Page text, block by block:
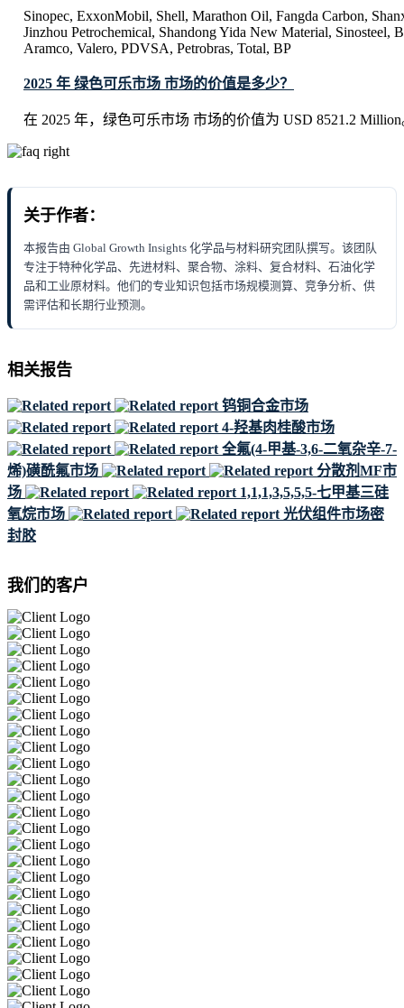
Sinopec, ExxonMobil, Shell, Marathon Oil, Fangda Carbon,
Jinzhou Petrochemical, Shandong Yida New Material, Sinosteel,
Aramco, Valero, PDVSA, Petrobras, Total, BP
2025 年 绿色可乐市场 市场的价值是多少？
在 2025 年，绿色可乐市场 市场的价值为 USD 8521.2
关于作者：
本报告由 Global Growth Insights 化学品与材料研究团队撰写。该团队
专注于特种化学品、先进材料、聚合物、涂料、复合材料、石油化学
品和工业原材料。他们的专业知识包括市场规模测算、竞争分析、供
需评估和长期行业预测。
相关报告
钨铜合金市场
4-羟基肉桂酸市场
全氟(4-甲基-3,6-二氧杂辛-7-
烯)磺酰氟市场
分散剂MF市
场
1,1,1,3,5,5,5-七甲基三硅
氧烷市场
光伏组件市场密
封胶
我们的客户